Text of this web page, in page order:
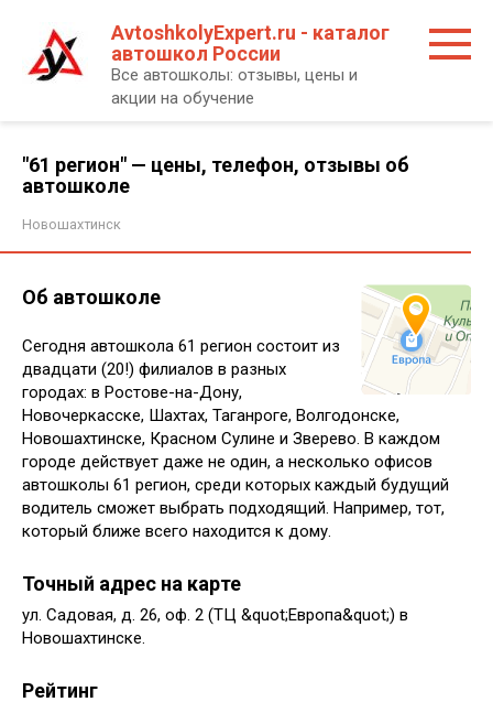
контенту
AvtoshkolyExpert.ru - каталог
автошкол России
Все автошколы: отзывы, цены и
акции на обучение
"61 регион" — цены, телефон, отзывы об
автошколе
Новошахтинск
Об автошколе
Сегодня автошкола 61 регион состоит из
двадцати (20!) филиалов в разных
городах: в Ростове-на-Дону,
Новочеркасске, Шахтах, Таганроге, Волгодонске,
Новошахтинске, Красном Сулине и Зверево. В каждом
городе действует даже не один, а несколько офисов
автошколы 61 регион, среди которых каждый будущий
водитель сможет выбрать подходящий. Например, тот,
который ближе всего находится к дому.
Точный адрес на карте
ул. Садовая, д. 26, оф. 2 (ТЦ &quot;Европа&quot;) в
Новошахтинске.
Рейтинг